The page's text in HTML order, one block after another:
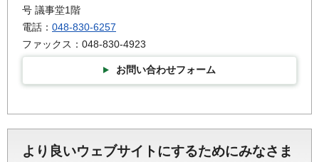
号 議事堂1階
電話： 048-830-6257
ファックス：048-830-4923
お問い合わせフォーム
より良いウェブサイトにするためにみなさま